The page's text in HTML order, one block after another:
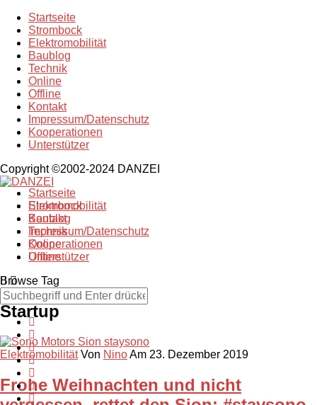
Startseite
Strombock
Elektromobilität
Baublog
Technik
Online
Offline
Kontakt
Impressum/Datenschutz
Kooperationen
Unterstützer
Copyright ©2002-2024 DANZEI
Startseite
Strombock
Kontakt
Impressum/Datenschutz
Kooperationen
Unterstützer
Elektromobilität
Baublog
Technik
Online
Offline
Browse Tag
Startup
Elektromobilität Von NinoAm 23. Dezember 2019
Frohe Weihnachten und nicht